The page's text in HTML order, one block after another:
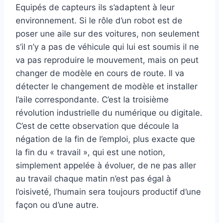
Equipés de capteurs ils s’adaptent à leur
environnement. Si le rôle d’un robot est de
poser une aile sur des voitures, non seulement
s’il n’y a pas de véhicule qui lui est soumis il ne
va pas reproduire le mouvement, mais on peut
changer de modèle en cours de route. Il va
détecter le changement de modèle et installer
l’aile correspondante. C’est la troisième
révolution industrielle du numérique ou digitale.
C’est de cette observation que découle la
négation de la fin de l’emploi, plus exacte que
la fin du « travail », qui est une notion,
simplement appelée à évoluer, de ne pas aller
au travail chaque matin n’est pas égal à
l’oisiveté, l’humain sera toujours productif d’une
façon ou d’une autre.